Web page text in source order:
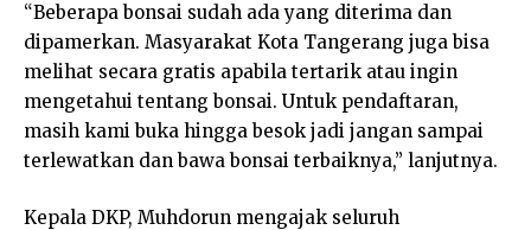
“Beberapa bonsai sudah ada yang diterima dan
dipamerkan. Masyarakat Kota Tangerang juga bisa
melihat secara gratis apabila tertarik atau ingin
mengetahui tentang bonsai. Untuk pendaftaran,
masih kami buka hingga besok jadi jangan sampai
terlewatkan dan bawa bonsai terbaiknya,” lanjutnya.
Kepala DKP, Muhdorun mengajak seluruh